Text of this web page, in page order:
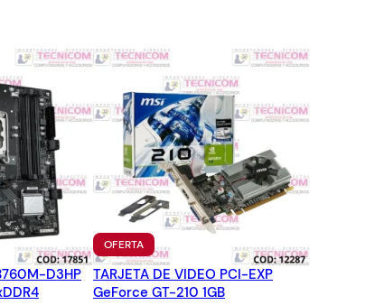
D3HP
OFERTAPRODUCTO
EN
OFERTA
TARJETA DE VIDEO PCI-EXP
GeForce GT-210 1GB